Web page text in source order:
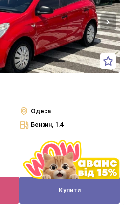
Одеса
Бензин, 1.4
Купити